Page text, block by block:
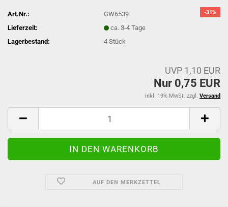
-31%
Art.Nr.:
GW6539
Lieferzeit:
ca. 3-4 Tage
Lagerbestand:
4Stück
UVP 1,10 EUR
Nur 0,75 EUR
inkl. 19% MwSt. zzgl. Versand
AUF DEN MERKZETTEL